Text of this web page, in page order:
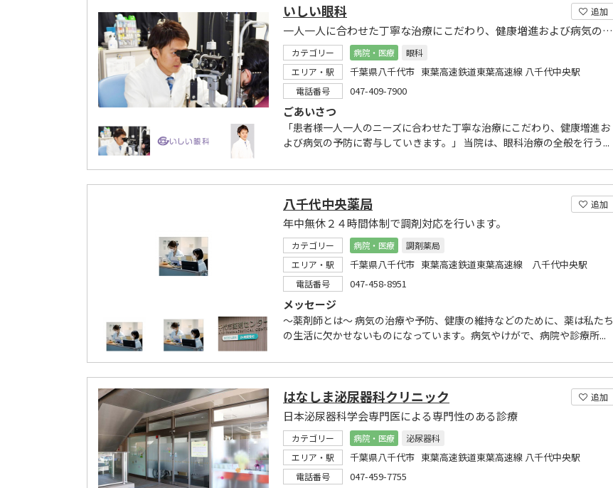
追加
いしい眼科
一人一人に合わせた丁寧な治療にこだわり、健康増進および病気の予防に寄与していきます。
カテゴリー 病院・医療
眼科
エリア・駅
千葉県八千代市 東葉高速鉄道東葉高速線 八千代中央駅
電話番号 047-409-7900
ごあいさつ
「患者様一人一人のニーズに合わせた丁寧な治療にこだわり、健康増進お
よび病気の予防に寄与していきます。」 当院は、眼科治療の全般を行う...
追加
八千代中央薬局
年中無休２４時間体制で調剤対応を行います。
カテゴリー 病院・医療
調剤薬局
エリア・駅
千葉県八千代市 東葉高速鉄道東葉高速線 八千代中央駅
電話番号 047-458-8951
メッセージ
～薬剤師とは～ 病気の治療や予防、健康の維持などのために、薬は私たち
の生活に欠かせないものになっています。病気やけがで、病院や診療所...
追加
はなしま泌尿器科クリニック
日本泌尿器科学会専門医による専門性のある診療
カテゴリー 病院・医療
泌尿器科
エリア・駅
千葉県八千代市 東葉高速鉄道東葉高速線 八千代中央駅
電話番号 047-459-7755